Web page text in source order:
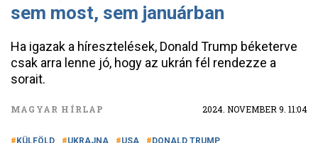
sem most, sem januárban
Ha igazak a híresztelések, Donald Trump béketerve
csak arra lenne jó, hogy az ukrán fél rendezze a
sorait.
MAGYAR HÍRLAP 2024. NOVEMBER 9. 11:04
KÜLFÖLD UKRAJNA USA DONALD TRUMP